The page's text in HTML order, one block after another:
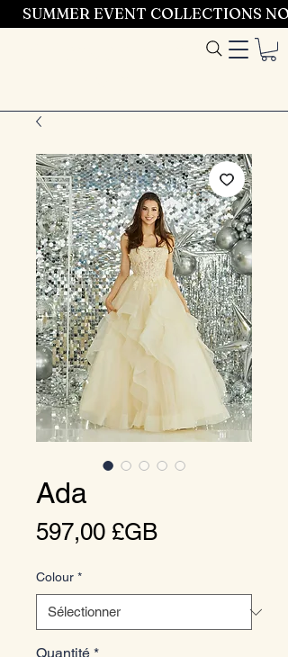
SUMMER EVENT COLLECTIONS
Ada
597,00 £GBPrix
Colour *
Quantité *